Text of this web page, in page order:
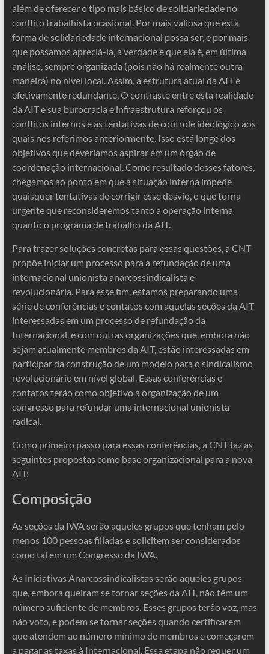
além de oferecer o tipo mais básico de solidariedade no
conflito trabalhista ocasional. Por mais valiosa que esta
forma de solidariedade internacional possa ser, e por mais
que possamos apreciá-la, a verdade é que ela é, em última
análise, sempre organizada (pois não há realmente outra
maneira) no nível local. Assim, a estrutura atual da AIT é
efetivamente redundante. O contraste entre esta realidade
da AIT e sua burocracia e infraestrutura reforçou os
conflitos internos e as tentativas de controle ideológico aos
quais nos referimos anteriormente. Isso está longe dos
objetivos que deveríamos aspirar em um órgão de
coordenação internacional. Como resultado desses fatores,
chegamos ao ponto em que a situação interna impede
quaisquer tentativas de corrigir esse desvio, o que torna
urgente que reconsideremos tanto a operação interna
quanto o programa de trabalho da AIT.
Para trazer soluções concretas para essas questões, a CNT
propõe iniciar um processo para a refundação de uma
internacional unionista anarcossindicalista e
revolucionária. Para esse fim, estamos preparando uma
série de conferências e contatos com aquelas seções da AIT
interessadas em um processo de refundação da
Internacional, e com outras organizações que, embora não
sejam atualmente membros da AIT, estão interessadas em
participar da construção de um modelo para o sindicalismo
revolucionário em nível global. Essas conferências e
contatos terão como objetivo a organização de um
congresso para refundar uma internacional unionista
radical.
Como primeiro passo para essas conferências, a CNT faz as
seguintes propostas como base organizacional para a nova
AIT:
Composição
As seções da IWA serão aqueles grupos que tenham pelo
menos 100 pessoas filiadas e solicitem ser considerados
como tal em um Congresso da IWA.
As Iniciativas Anarcossindicalistas serão aqueles grupos
que, embora queiram se tornar seções da AIT, não têm um
número suficiente de membros. Esses grupos terão voz, mas
não voto, e podem se tornar seções quando certificarem
que atendem ao número mínimo de membros e começarem
a pagar as taxas à Internacional. Essa etapa não requer um